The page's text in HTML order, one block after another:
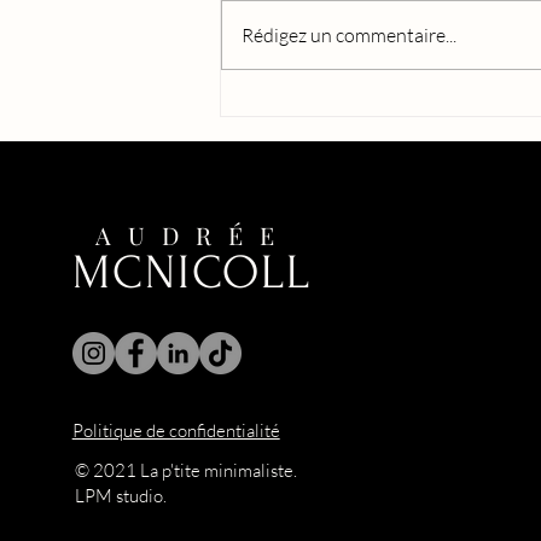
Rédigez un commentaire...
MCNICOLL
AUDRÉE
Politique de confidentialité
© 2021 La p'tite minimaliste.
LPM studio.